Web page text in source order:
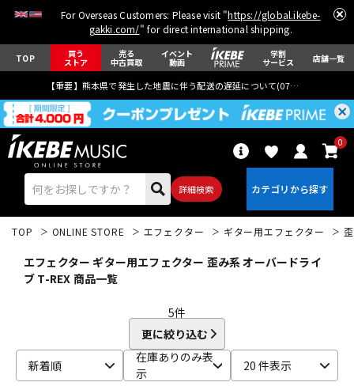
For Overseas Customers: Please visit "https://global.ikebe-
gakki.com/" for direct international shipping.
TOP 買う
ストア
売る
中古買取
イベント
動画
学割
サービス 店舗一覧
【重要】熊本県で発生した地震に伴う配送の遅延について(07月29日
詳細検索
0
ベース ウクレレ
TOP ONLINE STORE エフェクター ギター用エフェクター
エフェクター ギター用エフェクター 歪み系 オーバードライ
ブ T-REX 商品一覧
5件
更に絞り込む
新着順
在庫ありのみ表
示
20 件表示